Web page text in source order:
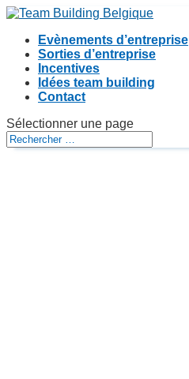
Evènements d’entreprise
Sorties d’entreprise
Incentives
Idées team building
Contact
Sélectionner une page